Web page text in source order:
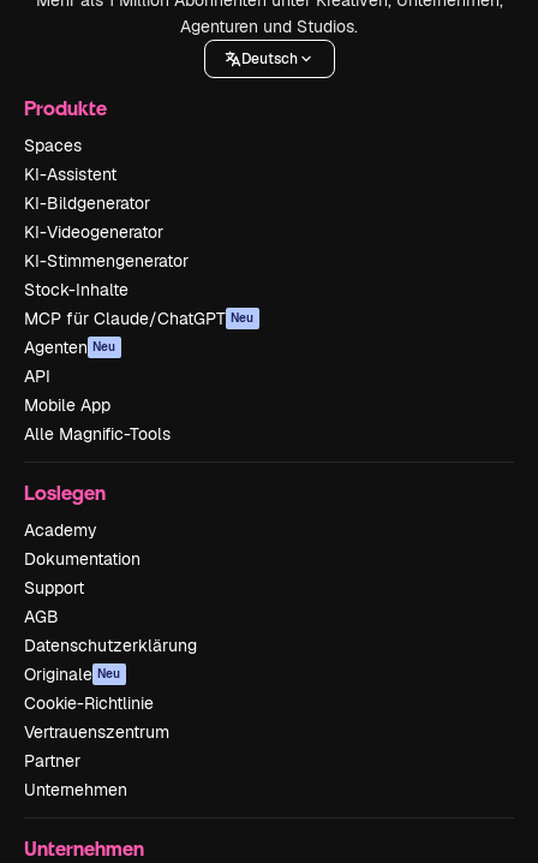
Agenturen und Studios.
Deutsch
Produkte
Spaces
KI-Assistent
KI-Bildgenerator
KI-Videogenerator
KI-Stimmengenerator
Stock-Inhalte
MCP für Claude/ChatGPT Neu
Agenten Neu
API
Mobile App
Alle Magnific-Tools
Loslegen
Academy
Dokumentation
Support
AGB
Datenschutzerklärung
Originale Neu
Cookie-Richtlinie
Vertrauenszentrum
Partner
Unternehmen
Unternehmen